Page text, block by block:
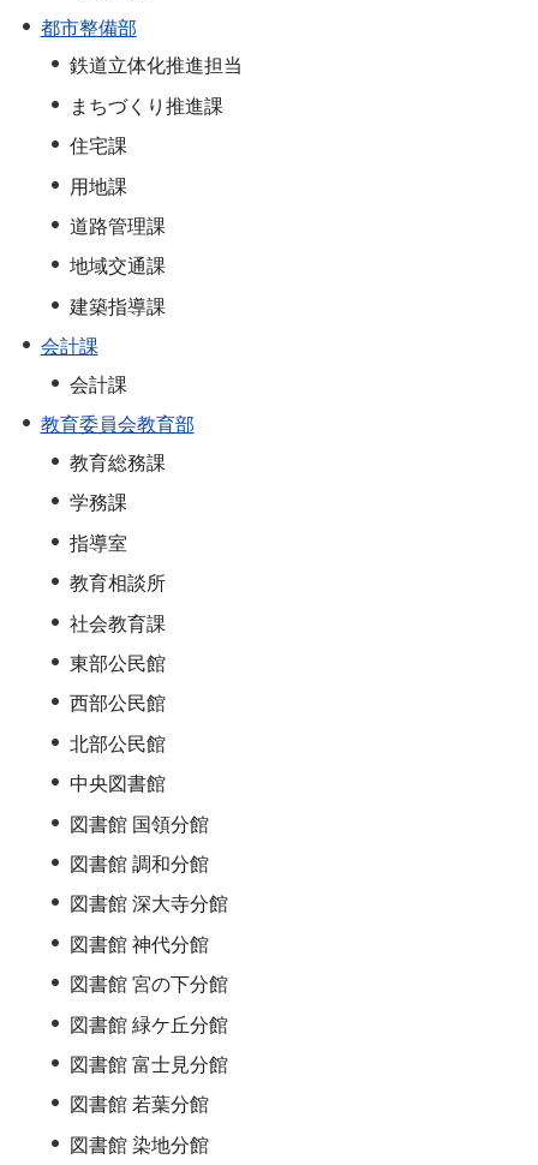
都市整備部
鉄道立体化推進担当
まちづくり推進課
住宅課
用地課
道路管理課
地域交通課
建築指導課
会計課
会計課
教育委員会教育部
教育総務課
学務課
指導室
教育相談所
社会教育課
東部公民館
西部公民館
北部公民館
中央図書館
図書館 国領分館
図書館 調和分館
図書館 深大寺分館
図書館 神代分館
図書館 宮の下分館
図書館 緑ケ丘分館
図書館 富士見分館
図書館 若葉分館
図書館 染地分館